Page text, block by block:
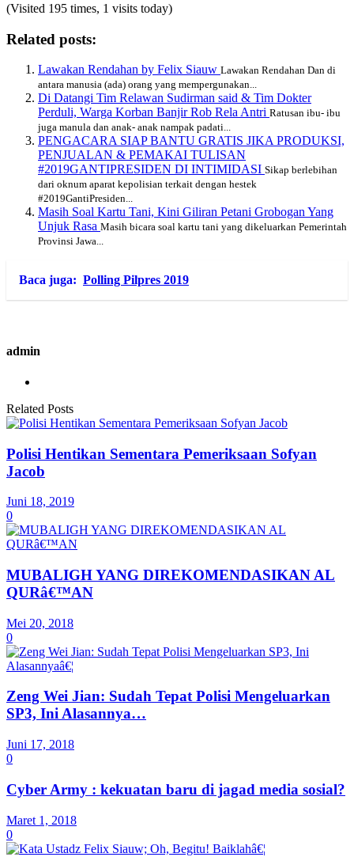
(Visited 195 times, 1 visits today)
Related posts:
Lawakan Rendahan by Felix Siauw Lawakan Rendahan Dan di
antara manusia (ada) orang yang mempergunakan...
Di Datangi Tim Relawan Sudirman said & Tim Dokter
Perduli, Warga Korban Banjir Rob Rela Antri Ratusan ibu- ibu
juga manula dan anak- anak nampak padati...
PENGACARA SIAP BANTU GRATIS JIKA PRODUKSI,
PENJUALAN & PEMAKAI TULISAN
#2019GANTIPRESIDEN DI INTIMIDASI Sikap berlebihan
dari oknum aparat kepolisian terkait dengan hestek
#2019GantiPresiden...
Masih Soal Kartu Tani, Kini Giliran Petani Grobogan Yang
Unjuk Rasa Masih bicara soal kartu tani yang dikeluarkan Pemerintah
Provinsi Jawa...
Baca juga: Polling Pilpres 2019
admin
Related Posts
Polisi Hentikan Sementara Pemeriksaan Sofyan
Jacob
Juni 18, 2019
0
MUBALIGH YANG DIREKOMENDASIKAN AL
QURâ€™AN
Mei 20, 2018
0
Zeng Wei Jian: Sudah Tepat Polisi Mengeluarkan
SP3, Ini Alasannya…
Juni 17, 2018
0
Cyber Army : kekuatan baru di jagad media sosial?
Maret 1, 2018
0